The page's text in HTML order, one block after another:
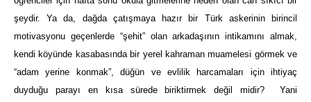
şeydir. Ya da, dağda çatışmaya hazır bir Türk askerinin birincil
motivasyonu geçenlerde “şehit” olan arkadaşının intikamını almak,
kendi köyünde kasabasında bir yerel kahraman muamelesi görmek ve
“adam yerine konmak”, düğün ve evlilik harcamaları için ihtiyaç
duyduğu parayı en kısa sürede biriktirmek değil midir? Yani